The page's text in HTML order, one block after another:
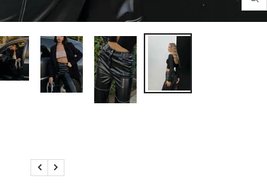
Translation
he.product.general.zoom
פירוט
הקודם
הבא